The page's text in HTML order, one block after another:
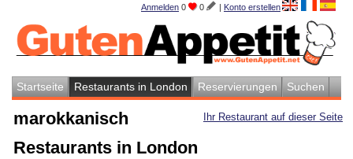
Anmelden 0 0 | Konto erstellen
Startseite Restaurants in London Reservierungen Suchen
Ihr Restaurant auf dieser Seite
marokkanisch
Restaurants in London